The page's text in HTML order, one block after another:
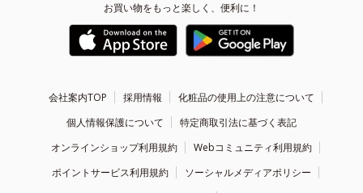
お買い物をもっと楽しく、便利に！
会社案内TOP 採用情報
化粧品の使用上の注意について
個人情報保護について
特定商取引法に基づく表記
オンラインショップ利用規約
Webコミュニティ利用規約
ポイントサービス利用規約
ソーシャルメディアポリシー